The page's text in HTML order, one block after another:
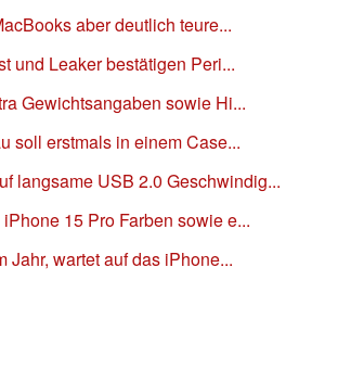
aber deutlich teure...
und Leaker bestätigen Peri...
Gewichtsangaben sowie Hi...
soll erstmals in einem Case...
langsame USB 2.0 Geschwindig...
15 Pro Farben sowie e...
wartet auf das iPhone...